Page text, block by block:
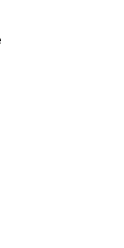
завоевал
весу.